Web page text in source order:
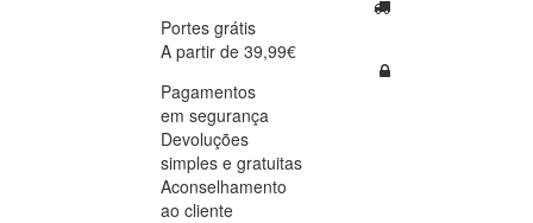
Portes grátis
A partir de 39,99€
Pagamentos
em segurança
Devoluções
simples e gratuitas
Aconselhamento
ao cliente